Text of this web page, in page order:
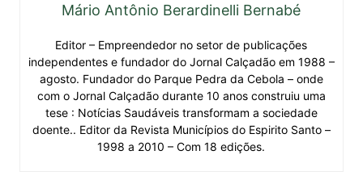
Mário Antônio Berardinelli Bernabé
Editor – Empreendedor no setor de publicações
independentes e fundador do Jornal Calçadão em 1988 –
agosto. Fundador do Parque Pedra da Cebola – onde
com o Jornal Calçadão durante 10 anos construiu uma
tese : Notícias Saudáveis transformam a sociedade
doente.. Editor da Revista Municípios do Espirito Santo –
1998 a 2010 – Com 18 edições.